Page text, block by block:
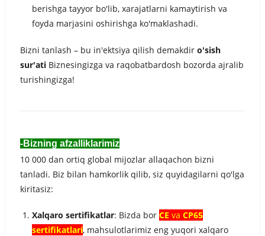
berishga tayyor bo'lib, xarajatlarni kamaytirish va
foyda marjasini oshirishga ko'maklashadi.
Bizni tanlash – bu in'ektsiya qilish demakdir o'sish
sur'atiBiznesingizga va raqobatbardosh bozorda ajralib
turishingizga!
-Bizning afzalliklarimiz
10 000 dan ortiq global mijozlar allaqachon bizni
tanladi. Biz bilan hamkorlik qilib, siz quyidagilarni qo'lga
kiritasiz:
Xalqaro sertifikatlar: Bizda bor CE va CP65
sertifikatlari, mahsulotlarimiz eng yuqori xalqaro